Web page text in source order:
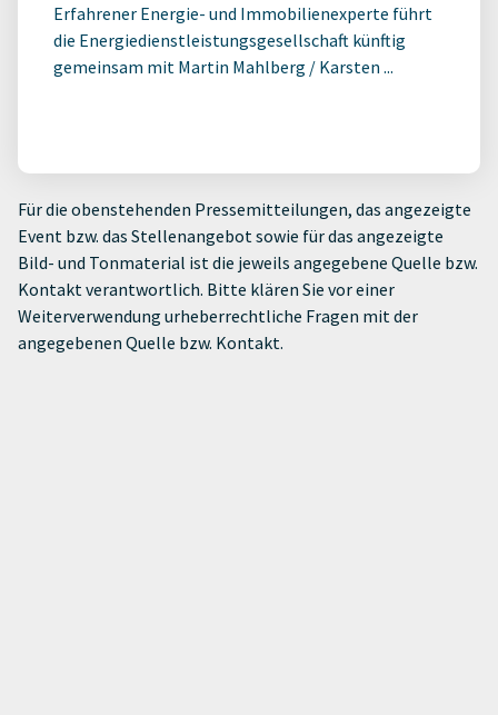
Erfahrener Energie- und Immobilienexperte führt
die Energiedienstleistungsgesellschaft künftig
gemeinsam mit Martin Mahlberg / Karsten ...
Für die obenstehenden Pressemitteilungen, das angezeigte
Event bzw. das Stellenangebot sowie für das angezeigte
Bild- und Tonmaterial ist die jeweils angegebene Quelle bzw.
Kontakt verantwortlich. Bitte klären Sie vor einer
Weiterverwendung urheberrechtliche Fragen mit der
angegebenen Quelle bzw. Kontakt.